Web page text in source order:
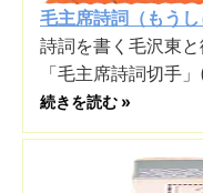
毛主席詩詞（もう
詩詞を書く毛沢東
「毛主席詩詞切手
続きを読む »